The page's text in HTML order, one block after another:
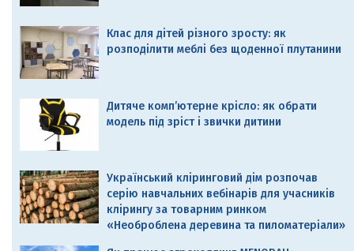
Клас для дітей різного зросту: як
розподілити меблі без щоденної плутанини
Дитяче комп’ютерне крісло: як обрати
модель під зріст і звички дитини
Український кліринговий дім розпочав
серію навчальних вебінарів для учасників
клірингу за товарним ринком
«Необроблена деревина та пиломатеріали»